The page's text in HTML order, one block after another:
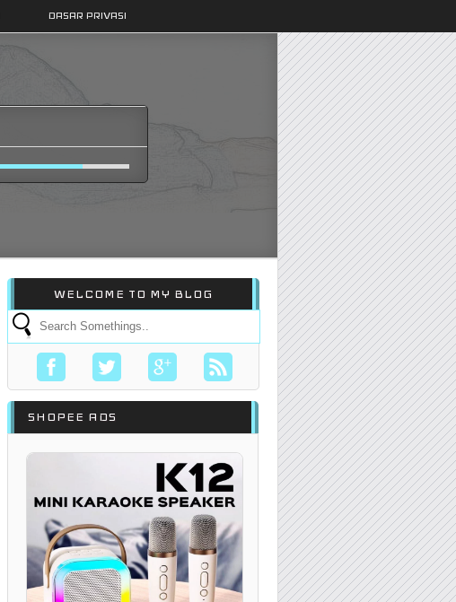
DASAR PRIVASI
WELCOME TO MY BLOG
SHOPEE ADS